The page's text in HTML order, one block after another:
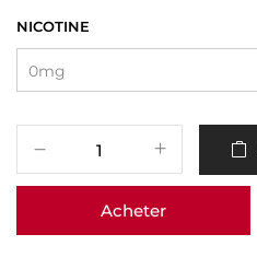
NICOTINE
Acheter